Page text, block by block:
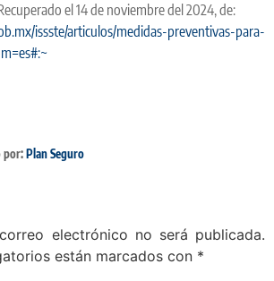
el 14 de noviembre del 2024, de:
issste/articulos/medidas-preventivas-para-
por: Plan Seguro
electrónico no será publicada.
están marcados con *